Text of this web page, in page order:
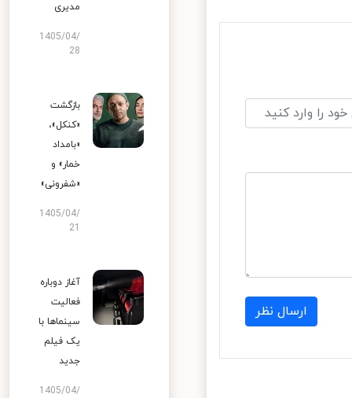
ارسال نظر
مدیری
1405/04/
28
بازگشت
«کنکل»،
«بامداد
خمار» و
«شفرونی»
1405/04/
آغاز دوباره
فعالیت
سینماها با
یک فیلم
جدید
1405/04/